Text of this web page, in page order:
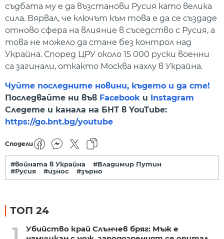
съдбата му е да възстанови Русия като велика
сила. Вярвал, че ключът към това е да се създаде
отново сфера на влияние в съседство с Русия, а
това не можело да стане без контрол над
Украйна. Според ЦРУ около 15 000 руски военни
са загинали, откакто Москва нахлу в Украйна.
Чуйте последните новини, където и да сте!
Последвайте ни във Facebook и Instagram
Следете и канала на БНТ в YouTube:
https://go.bnt.bg/youtube
Сподели
#войната в Украйна
#Владимир Путин
#Русия
#износ #зърно
ТОП 24
1
Убийство край Слънчев бряг: Мъж е